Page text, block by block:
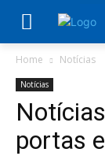
Home Notícias
Notícias
portas